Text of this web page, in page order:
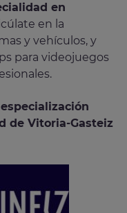
en
en la
y vehículos, y
para videojuegos
de Vitoria-Gasteiz